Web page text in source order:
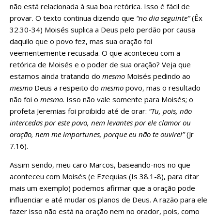
não está relacionada à sua boa retórica. Isso é fácil de
provar. O texto continua dizendo que “no dia seguinte”(Êx
32.30-34) Moisés suplica a Deus pelo perdão por causa
daquilo que o povo fez, mas sua oração foi
veementemente recusada. O que aconteceu com a
retórica de Moisés e o poder de sua oração? Veja que
estamos ainda tratando do mesmo Moisés pedindo ao
mesmo Deus a respeito do mesmo povo, mas o resultado
não foi o mesmo. Isso não vale somente para Moisés; o
profeta Jeremias foi proibido até de orar: “Tu, pois, não
intercedas por este povo, nem levantes por ele clamor ou
oração, nem me importunes, porque eu não te ouvirei”(Jr
7.16).
Assim sendo, meu caro Marcos, baseando-nos no que
aconteceu com Moisés (e Ezequias (Is 38.1-8), para citar
mais um exemplo) podemos afirmar que a oração pode
influenciar e até mudar os planos de Deus. A razão para ele
fazer isso não está na oração nem no orador, pois, como